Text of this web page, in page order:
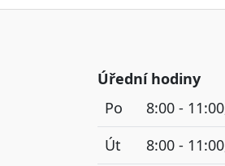
Úřední hodiny
Po
8:00 -
Út
8:00 -